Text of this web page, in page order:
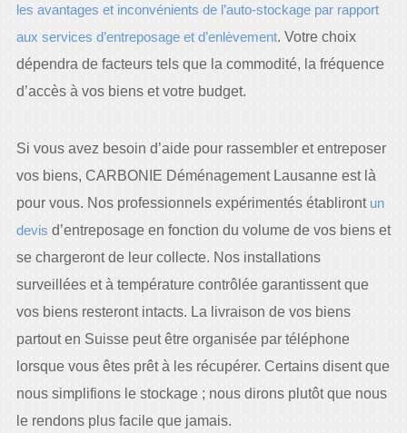
les avantages et inconvénients de l’auto-stockage par rapport
aux services d’entreposage et d’enlèvement. Votre choix
dépendra de facteurs tels que la commodité, la fréquence
d’accès à vos biens et votre budget.
Si vous avez besoin d’aide pour rassembler et entreposer
vos biens, CARBONIE Déménagement Lausanne est là
pour vous. Nos professionnels expérimentés établiront un
devis d’entreposage en fonction du volume de vos biens et
se chargeront de leur collecte. Nos installations
surveillées et à température contrôlée garantissent que
vos biens resteront intacts. La livraison de vos biens
partout en Suisse peut être organisée par téléphone
lorsque vous êtes prêt à les récupérer. Certains disent que
nous simplifions le stockage ; nous dirons plutôt que nous
le rendons plus facile que jamais.